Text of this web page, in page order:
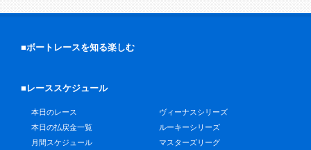
■ボートレースを知る楽しむ
■レーススケジュール
本日のレース
本日の払戻金一覧
月間スケジュール
ヴィーナスシリーズ
ルーキーシリーズ
マスターズリーグ